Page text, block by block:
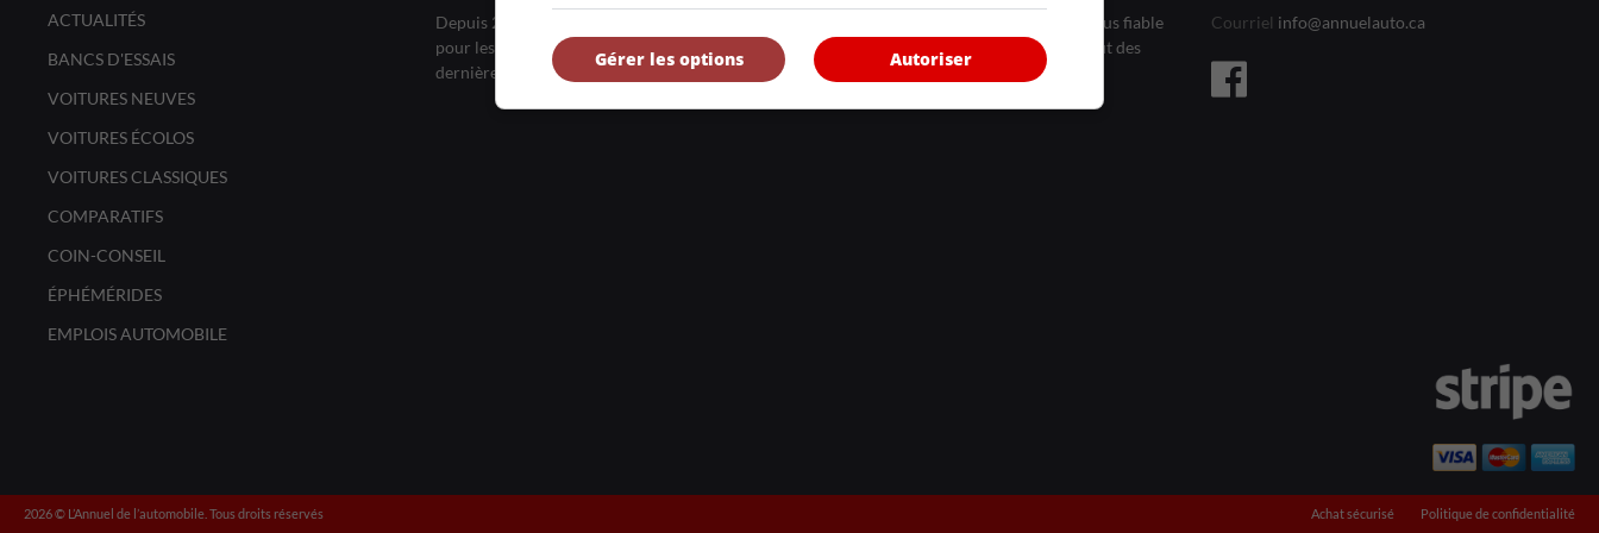
ACTUALITÉS
BANCS D'ESSAIS
VOITURES NEUVES
VOITURES ÉCOLOS
VOITURES CLASSIQUES
COMPARATIFS
COIN-CONSEIL
ÉPHÉMÉRIDES
EMPLOIS AUTOMOBILE
Depuis 20 ans, l’Annuel de l’automobile demeure l’outil de référence le plus complet et le plus fiable
pour les amateurs et les consommateurs à la recherche d’un véhicule ou simplement à l’affût des
dernières nouveautés.
Courriel info@annuelauto.ca
2026 ©️ L’Annuel de l’automobile. Tous droits réservés Achat sécurisé Politique de confidentialité
Autoriser
Gérer les options